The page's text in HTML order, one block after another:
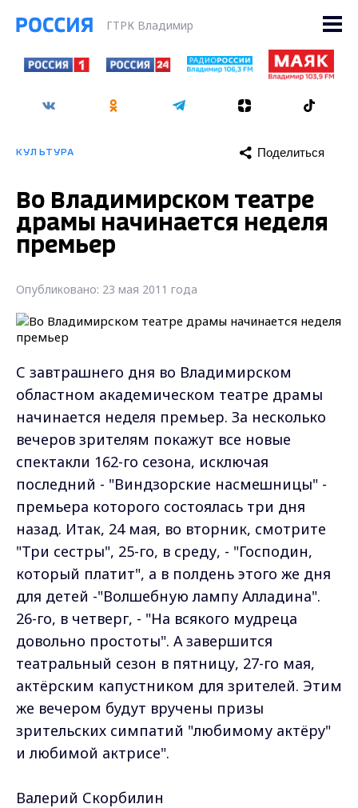
ГТРК Владимир
КУЛЬТУРА Поделиться
Во Владимирском театре
драмы начинается неделя
премьер
Опубликовано: 23 мая 2011 года
С завтрашнего дня во Владимирском
областном академическом театре драмы
начинается неделя премьер. За несколько
вечеров зрителям покажут все новые
спектакли 162-го сезона, исключая
последний - "Виндзорские насмешницы" -
премьера которого состоялась три дня
назад. Итак, 24 мая, во вторник, смотрите
"Три сестры", 25-го, в среду, - "Господин,
который платит", а в полдень этого же дня
для детей -"Волшебную лампу Алладина".
26-го, в четверг, - "На всякого мудреца
довольно простоты". А завершится
театральный сезон в пятницу, 27-го мая,
актёрским капустником для зрителей. Этим
же вечером будут вручены призы
зрительских симпатий "любимому актёру"
и любимой актрисе".
Валерий Скорбилин